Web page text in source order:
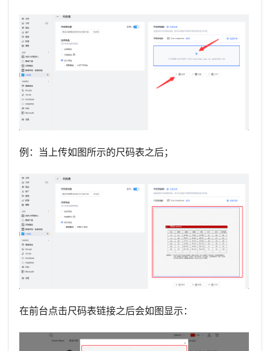
例：当上传如图所示的尺码表之后；
在前台点击尺码表链接之后会如图显示：